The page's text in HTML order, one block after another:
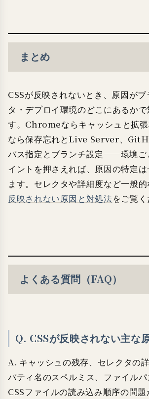
まとめ
CSSが反映されないとき、原因が
タ・デプロイ環境のどこにあるか
す。Chromeならキャッシュと拡
なら保存忘れとLive Server、
パス指定とブランチ設定——環境ご
イントを押さえれば、原因の特定は
ます。セレクタや詳細度など一般
反映されない原因と対処法をご覧く
よくある質問（FAQ）
Q. CSSが反映されない主な
A. キャッシュの残存、セレクタの
パティ名のスペルミス、ファイルパ
CSSファイルの読み込み順序の問